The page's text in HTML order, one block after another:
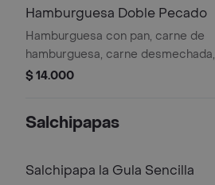
Hamburguesa Doble Pecado
Hamburguesa con pan, carne de
hamburguesa, carne desmechada,
queso, jamón, lechuga, tomate,
$ 14.000
Salchipapas
Salchipapa la Gula Sencilla